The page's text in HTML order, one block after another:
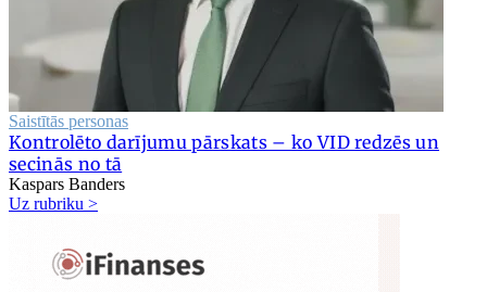
Saistītās personas
Kontrolēto darījumu pārskats – ko VID redzēs un
secinās no tā
Kaspars Banders
Uz rubriku >